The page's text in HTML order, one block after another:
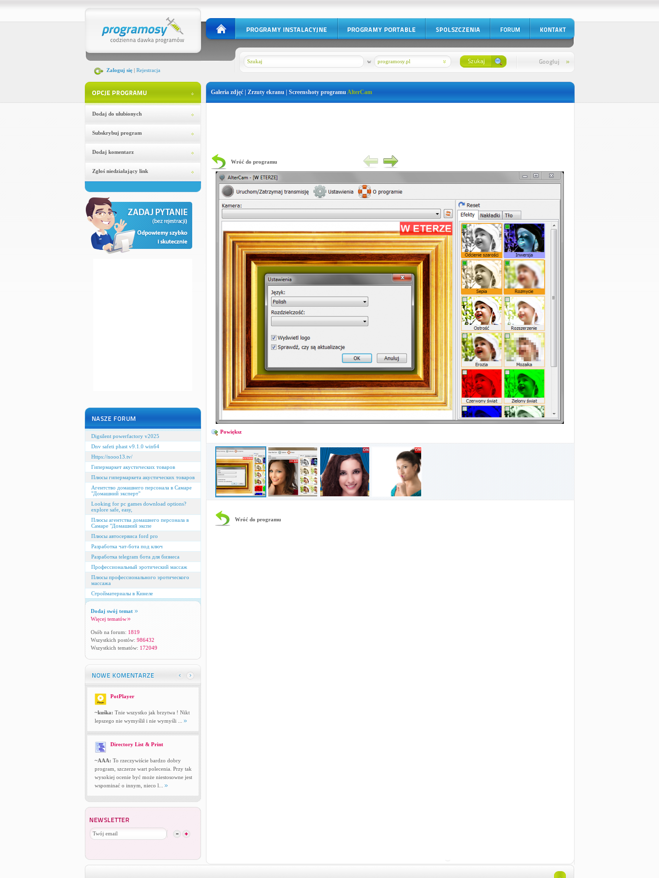
Zaloguj się| Rejestracja
programosy.pl
w
Dodaj do ulubionych
Subskrybuj program
Dodaj komentarz
Zgłoś niedziałający link
Digsilent powerfactory v2025
Dnv safeti phast v9.1.0 win64
Https://nooo13.tv/
Гипермаркет акустических товаров
Плюсы гипермаркета акустических товаров
Агентство домашнего персонала в Самаре
"Домашний эксперт"
Looking for pc games download options?
explore safe, easy,
Плюсы агентства домашнего персонала в
Самаре "Домашний экспе
Плюсы автосервиса ford pro
Разработка чат-бота под ключ
Разработка telegram бота для бизнеса
Профессиональный эротический массаж
Плюсы профессионального эротического
массажа
Стройматериалы в Кинеле
Dodaj swój temat
Więcej tematów
Osób na forum: 1819
Wszystkich postów: 986432
Wszystkich tematów: 172049
PotPlayer
~kuśka: Tnie wszystko jak brzytwa ! Nikt
lepszego nie wymyślił i nie wymyśli ...
Directory List & Print
~AAA: To rzeczywiście bardzo dobry
program, szczerze wart polecenia. Przy tak
wysokiej ocenie być może niestosowne jest
wspominać o innym, nieco l...
Galeria zdjęć | Zrzuty ekranu | Screenshoty programuAlterCam
Wróć do programu
Powiększ
Wróć do programu